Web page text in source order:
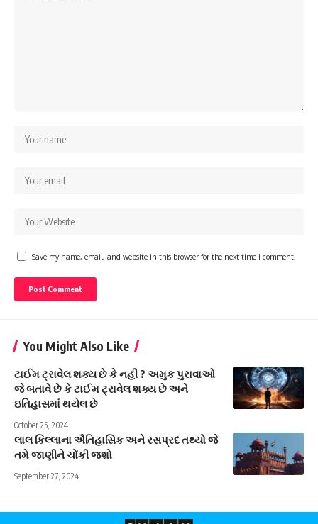
Save my name, email, and website in this browser for the next time I comment.
You Might Also Like
ટાઈમ ટ્રાવેલ શક્ય છે કે નહીં ? અમુક પુરાવાઓ
જે બતાવે છે કે ટાઈમ ટ્રાવેલ શક્ય છે અને
ઇતિહાસમાં થયેલ છે
October 25, 2024
લાલ કિલ્લાના ઐતિહાસિક અને રસપ્રદ તથ્યો જે
તમે જાણીને ચોંકી જશો
September 27, 2024